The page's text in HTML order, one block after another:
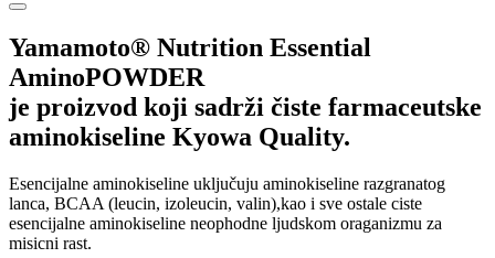
Yamamoto® Nutrition Essential
AminoPOWDER
je proizvod koji sadrži čiste farmaceutske
aminokiseline Kyowa Quality.
Esencijalne aminokiseline uključuju aminokiseline razgranatog
lanca, BCAA (leucin, izoleucin, valin),kao i sve ostale ciste
esencijalne aminokiseline neophodne ljudskom oraganizmu za
misicni rast.